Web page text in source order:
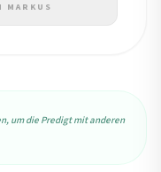
MARKUS
um die Predigt mit anderen